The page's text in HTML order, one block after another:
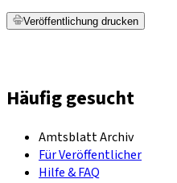
Veröffentlichung drucken
Häufig gesucht
Amtsblatt Archiv
Für Veröffentlicher
Hilfe & FAQ